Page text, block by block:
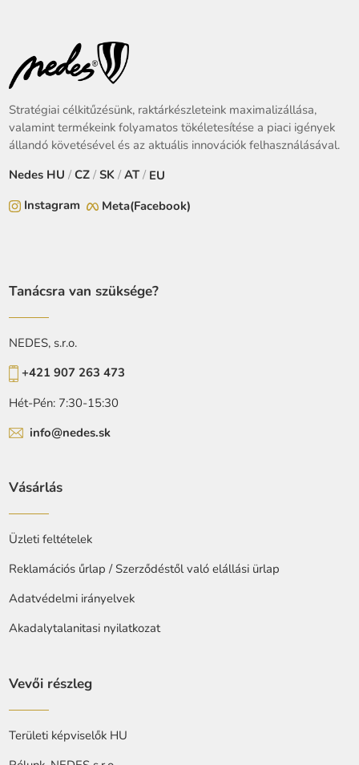
Stratégiai célkitűzésünk, raktárkészleteink maximalizállása,
valamint termékeink folyamatos tökéletesítése a piaci igények
állandó követésével és az aktuális innovációk felhasználásával.
Nedes HU /CZ /SK / AT/ EU
Instagram
Meta(Facebook)
Tanácsra van szüksége?
NEDES, s.r.o.
+421 907 263 473
Hét-Pén: 7:30-15:30
info@nedes.sk
Vásárlás
Üzleti feltételek
Reklamációs űrlap / Szerződéstől való elállási ürlap
Adatvédelmi irányelvek
Akadalytalanitasi nyilatkozat
Vevői részleg
Területi képviselők HU